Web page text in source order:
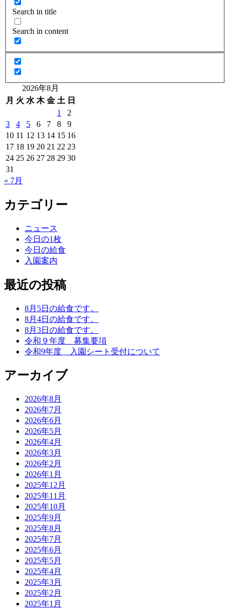
Search in title
Search in content
2026年8月
月 火 水 木 金 土 日
1
2
3
4 5 6 7 8
9
10 11 12 13 14 15 16
17 18 19 20 21 22 23
24 25 26 27 28 29 30
31
« 7月
カテゴリー
ニュース
今日の1枚
今日の給食
入園案内
最近の投稿
8月5日の給食です。
8月4日の給食です。
8月3日の給食です。
令和９年度 募集要項
令和9年度 入園シート受付について
アーカイブ
2026年8月
2026年7月
2026年6月
2026年5月
2026年4月
2026年3月
2026年2月
2026年1月
2025年12月
2025年11月
2025年10月
2025年9月
2025年8月
2025年7月
2025年6月
2025年5月
2025年4月
2025年3月
2025年2月
2025年1月